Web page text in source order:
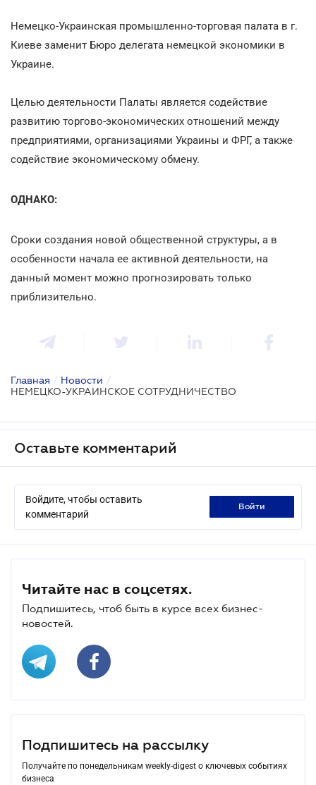
Немецко-Украинская промышленно-торговая палата в г.
Киеве заменит Бюро делегата немецкой экономики в
Украине.
Целью деятельности Палаты является содействие
развитию торгово-экономических отношений между
предприятиями, организациями Украины и ФРГ, а также
содействие экономическому обмену.
ОДНАКО:
Сроки создания новой общественной структуры, а в
особенности начала ее активной деятельности, на
данный момент можно прогнозировать только
приблизительно.
Главная / Новости /
НЕМЕЦКО-УКРАИНСКОЕ СОТРУДНИЧЕСТВО
Оставьте комментарий
Войдите, чтобы оставить
комментарий
войти
Читайте нас в соцсетях.
Подпишитесь, чтоб быть в курсе всех бизнес-
новостей.
Подпишитесь на рассылку
Получайте по понедельникам weekly-digest о ключевых событиях
бизнеса